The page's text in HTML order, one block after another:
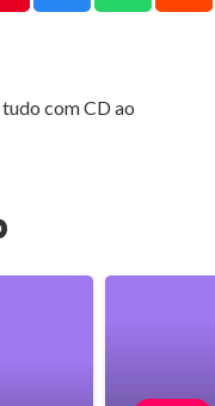
com CD ao